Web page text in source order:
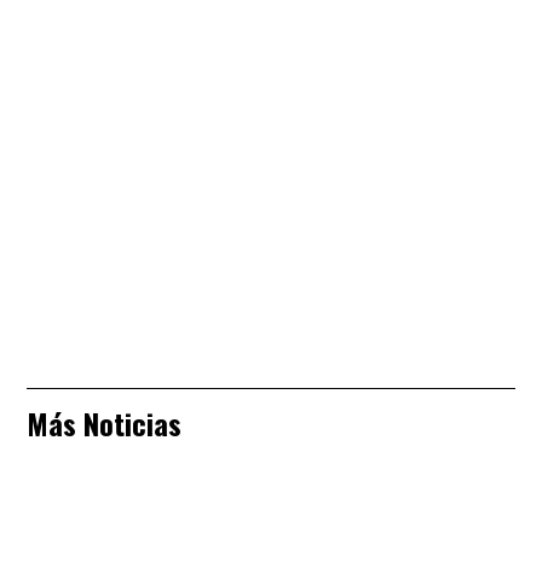
Más Noticias